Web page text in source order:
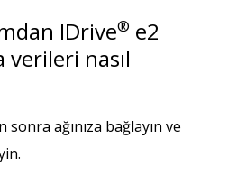
IDrive® e2
verileri nasıl
sonra ağınıza bağlayın ve